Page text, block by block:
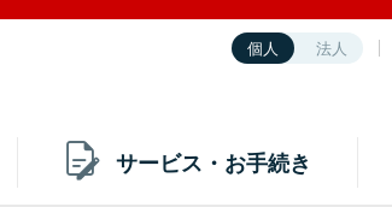
個人 法人
サービス・お手続き